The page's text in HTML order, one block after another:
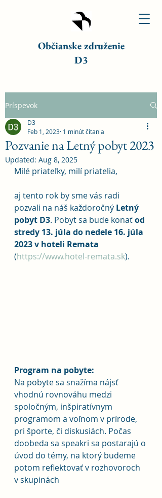
Občianske združenie
D3
Príspevok
Pozvanie na Letný pobyt 2023
D3
Feb 1, 2023 1 minút čítania
Updated: Aug 8, 2025
Milé priateľky, milí priatelia,
aj tento rok by sme vás radi
pozvali na náš každoročný Letný
pobyt D3. Pobyt sa bude konať od
stredy 13. júla do nedele 16. júla
2023 v hoteli Remata
(https://www.hotel-remata.sk).
Program na pobyte:
Na pobyte sa snažíma nájsť
vhodnú rovnováhu medzi
spoločným, inšpiratívnym
programom a voľnom v prírode,
pri športe, či diskusiách. Počas
doobeda sa speakri sa postarajú o
úvod do témy, na ktorý budeme
potom reflektovať v rozhovoroch
v skupinách